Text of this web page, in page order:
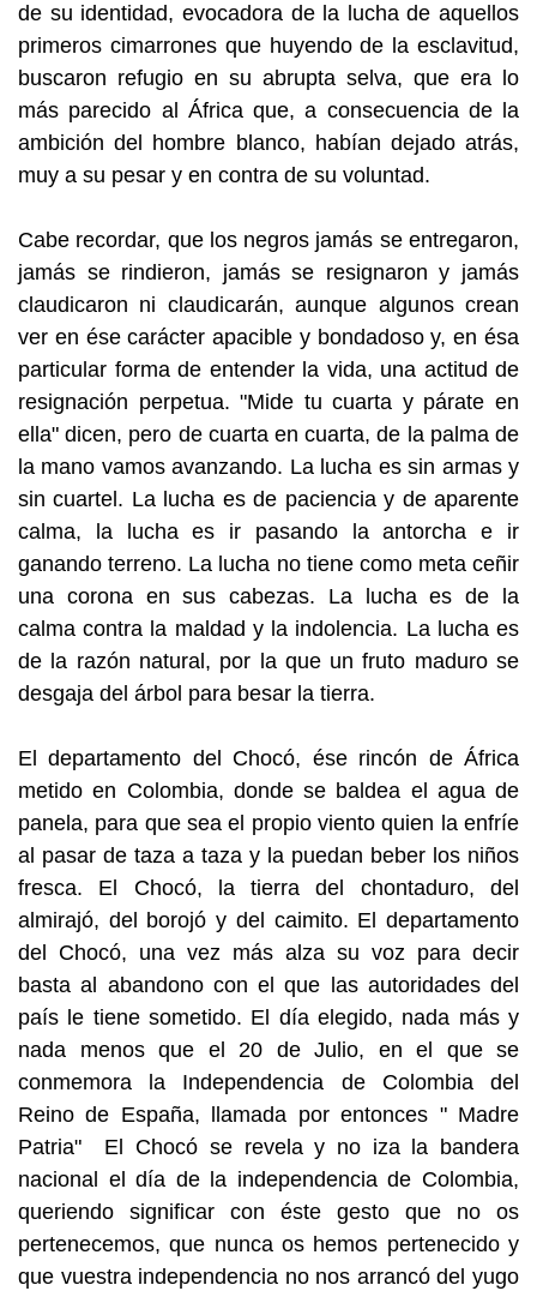
de su identidad, evocadora de la lucha de aquellos
primeros cimarrones que huyendo de la esclavitud,
buscaron refugio en su abrupta selva, que era lo
más parecido al África que, a consecuencia de la
ambición del hombre blanco, habían dejado atrás,
muy a su pesar y en contra de su voluntad.
Cabe recordar, que los negros jamás se entregaron,
jamás se rindieron, jamás se resignaron y jamás
claudicaron ni claudicarán, aunque algunos crean
ver en ése carácter apacible y bondadoso y, en ésa
particular forma de entender la vida, una actitud de
resignación perpetua. "Mide tu cuarta y párate en
ella" dicen, pero de cuarta en cuarta, de la palma de
la mano vamos avanzando. La lucha es sin armas y
sin cuartel. La lucha es de paciencia y de aparente
calma, la lucha es ir pasando la antorcha e ir
ganando terreno. La lucha no tiene como meta ceñir
una corona en sus cabezas. La lucha es de la
calma contra la maldad y la indolencia. La lucha es
de la razón natural, por la que un fruto maduro se
desgaja del árbol para besar la tierra.
El departamento del Chocó, ése rincón de África
metido en Colombia, donde se baldea el agua de
panela, para que sea el propio viento quien la enfríe
al pasar de taza a taza y la puedan beber los niños
fresca. El Chocó, la tierra del chontaduro, del
almirajó, del borojó y del caimito. El departamento
del Chocó, una vez más alza su voz para decir
basta al abandono con el que las autoridades del
país le tiene sometido. El día elegido, nada más y
nada menos que el 20 de Julio, en el que se
conmemora la Independencia de Colombia del
Reino de España, llamada por entonces " Madre
Patria" El Chocó se revela y no iza la bandera
nacional el día de la independencia de Colombia,
queriendo significar con éste gesto que no os
pertenecemos, que nunca os hemos pertenecido y
que vuestra independencia no nos arrancó del yugo